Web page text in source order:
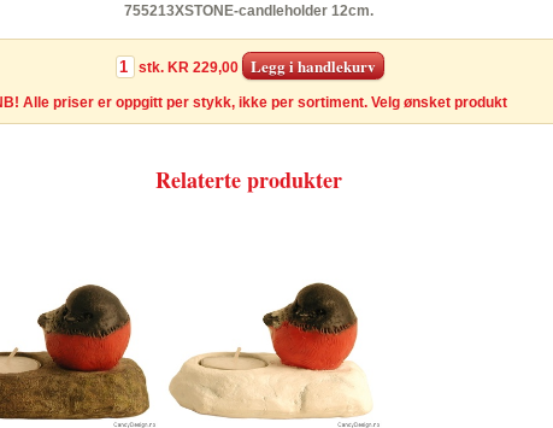
755213XSTONE-candleholder 12cm.
stk. KR 229,00
Alle priser er oppgitt per stykk, ikke per sortiment. Velg ønsket produkt
Relaterte produkter